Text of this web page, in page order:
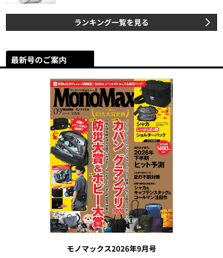
ランキング一覧を見る
最新号のご案内
モノマックス2026年9月号